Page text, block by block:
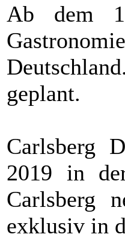
Ab dem
geplant.
Carlsberg
2019 in
Carlsberg
exklusiv in